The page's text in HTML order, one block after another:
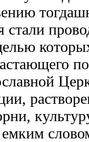
стали